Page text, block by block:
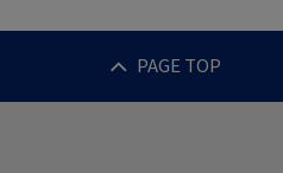
PAGE TOP